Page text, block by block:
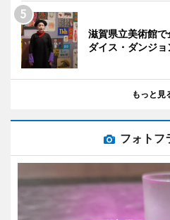
滋賀県立美術館
ダイス・ダンジョ
もっと見
フォトフ